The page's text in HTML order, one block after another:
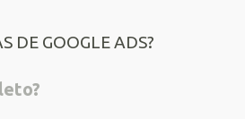
DE GOOGLE ADS?